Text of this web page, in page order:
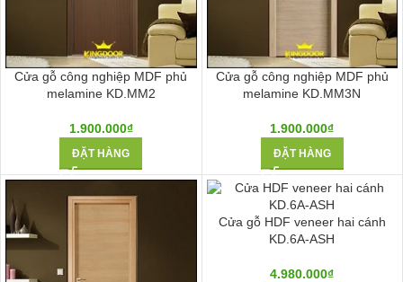
Cửa gỗ công nghiệp MDF phủ
melamine KD.MM2
1.900.000₫
ĐẶT HÀNG
Cửa gỗ công nghiệp MDF phủ
melamine KD.MM3N
1.900.000₫
ĐẶT HÀNG
Cửa gỗ HDF veneer hai cánh
KD.6A-ASH
4.980.000₫